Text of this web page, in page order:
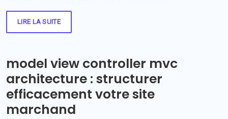
LIRE LA SUITE
model view controller mvc
architecture : structurer
efficacement votre site
marchand